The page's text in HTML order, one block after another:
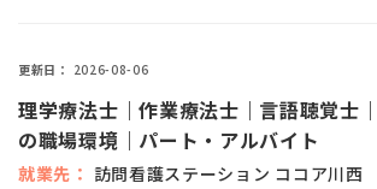
更新日 2026-08-06
理学療法士｜作業療法士｜言語聴覚士
の職場環境｜パート・アルバイト
就業先 訪問看護ステーション ココア川西